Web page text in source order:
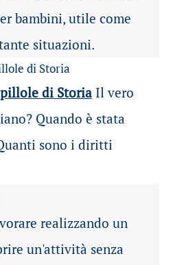
bambini, utile come
situazioni.
di Storia Il vero
Quando è stata
sono i diritti
realizzando un
un'attività senza